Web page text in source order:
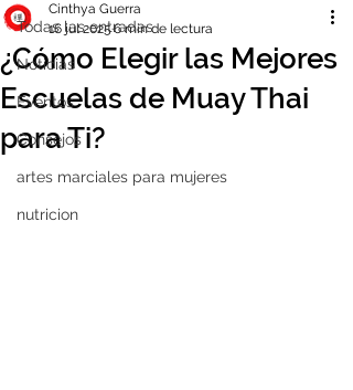
Todas las entradas
Noticias
Eventos
Consejos
artes marciales para mujeres
nutricion
¿Cómo Elegir las Mejores
Escuelas de Muay Thai
para Ti?
Cinthya Guerra
16 jul 20256 min de lectura